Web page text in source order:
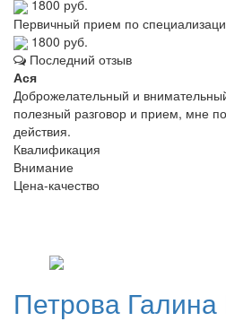
1800 руб.
Первичный прием по
1800 руб.
Последний отзыв
Ася
Доброжелательный и
полезный разговор и прием, мне
действия.
Квалификация
Внимание
Цена-качество
Петрова